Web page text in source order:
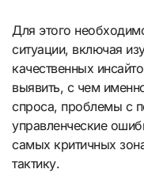
Для этого
ситуации, включая
качественных
выявить, с чем
спроса, проблемы с
управленческие
самых критичных
тактику.